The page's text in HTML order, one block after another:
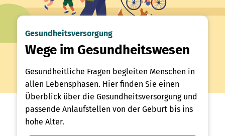
Gesundheitsversorgung
Wege im Gesundheitswesen
Gesundheitliche Fragen begleiten Menschen in
allen Lebensphasen. Hier finden Sie einen
Überblick über die Gesundheitsversorgung und
passende Anlaufstellen von der Geburt bis ins
hohe Alter.